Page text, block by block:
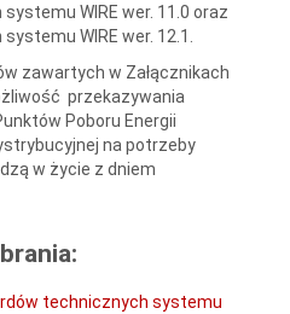
WIRE wer. 11.0 oraz
WIRE wer. 12.1.
zawartych w Załącznikach
przekazywania
Poboru Energii
na potrzeby
w życie z dniem
technicznych systemu